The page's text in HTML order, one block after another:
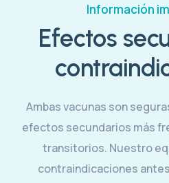
Información
Efectos
Ambas vacunas son
efectos secundarios más
transitorios. Nuestro
contraindicaciones